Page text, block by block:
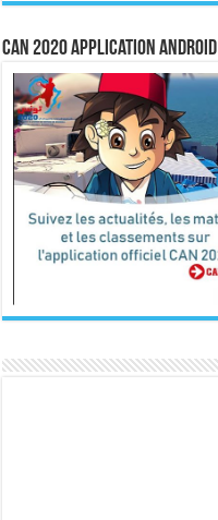
CAN 2020 Application Android